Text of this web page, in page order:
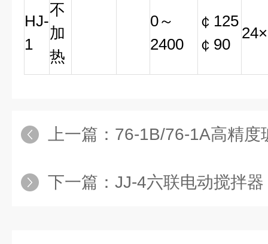
HJ-
1
不
加
热
0～
2400
￠125
￠90
上一篇： 76-1B/76-1A高精度
下一篇： JJ-4六联电动搅拌器